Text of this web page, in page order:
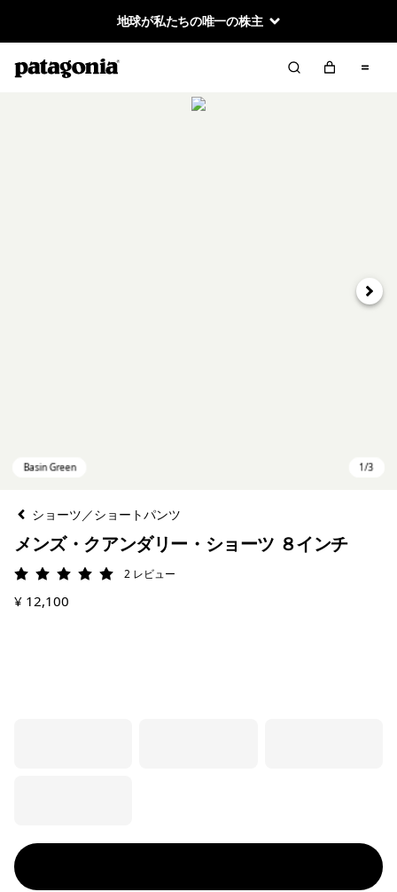
地球が私たちの唯一の株主
次へ
ショーツ／ショートパンツ
メンズ・クアンダリー・ショーツ ８インチ
評価: 5 / 5 2 レビュー
¥ 12,100